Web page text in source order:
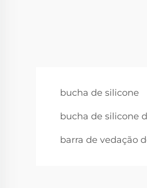
bucha de silicone
bucha de silicone
barra de vedação